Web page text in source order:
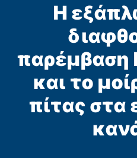
Η
παρέμβαση
και το
πίτας στα